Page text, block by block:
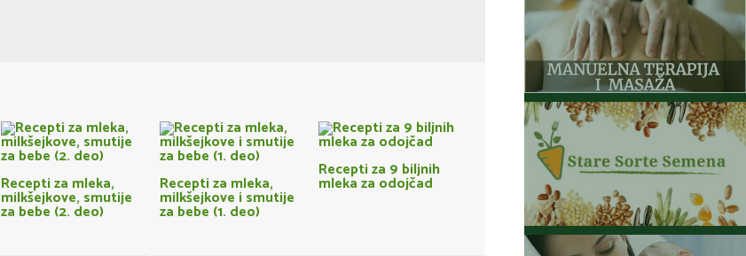
Recepti za mleka,
milkšejkove, smutije
za bebe (2. deo)
Recepti za mleka,
milkšejkove i smutije
za bebe (1. deo)
Recepti za 9 biljnih
mleka za odojčad